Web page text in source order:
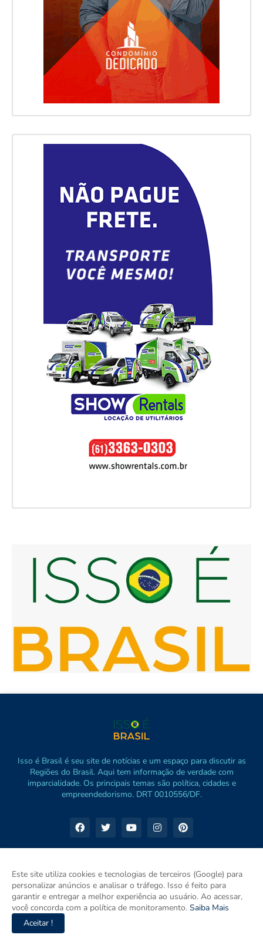
Isso é Brasil é seu site de notícias e um espaço para discutir as
Regiões do Brasil. Aqui tem informação de verdade com
imparcialidade. Os principais temas são política, cidades e
empreendedorismo. DRT 0010556/DF.
Este site utiliza cookies e tecnologias de terceiros (Google) para
personalizar anúncios e analisar o tráfego. Isso é feito para
garantir e entregar a melhor experiência ao usuário. Ao acessar,
você concorda com a política de monitoramento. Saiba Mais
Aceitar !